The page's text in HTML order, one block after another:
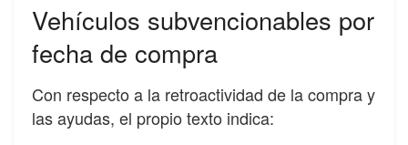
Vehículos subvencionables por
fecha de compra
Con respecto a la retroactividad de la compra y
las ayudas, el propio texto indica: